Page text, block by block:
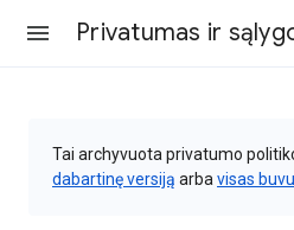
Privatumas ir
Tai archyvuota privatumo
dabartinę versiją arba visas